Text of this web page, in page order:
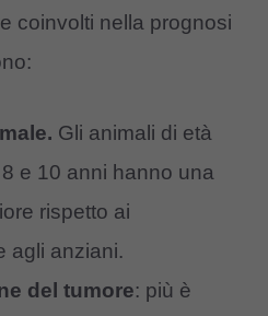
coinvolti nella prognosi
Gli animali di età
e 10 anni hanno una
rispetto ai
agli anziani.
del tumore: più è